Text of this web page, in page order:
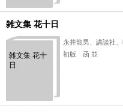
雑文集 花十日
雑文集 花十
日
永井龍男、講談社
初版 函 並